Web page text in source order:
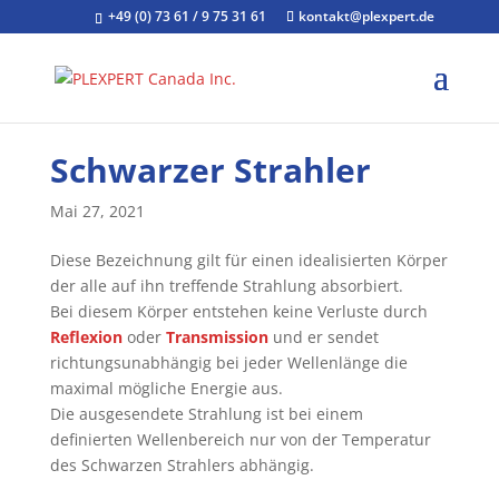
+49 (0) 73 61 / 9 75 31 61 kontakt@plexpert.de
Schwarzer Strahler
Mai 27, 2021
Diese Bezeichnung gilt für einen idealisierten Körper
der alle auf ihn treffende Strahlung absorbiert.
Bei diesem Körper entstehen keine Verluste durch
Reflexionoder Transmissionund er sendet
richtungsunabhängig bei jeder Wellenlänge die
maximal mögliche Energie aus.
Die ausgesendete Strahlung ist bei einem
definierten Wellenbereich nur von der Temperatur
des Schwarzen Strahlers abhängig.